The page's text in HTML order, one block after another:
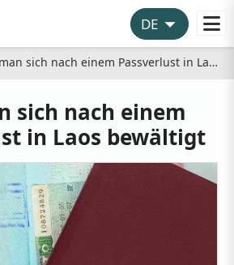
sich nach einem Passverlust in Laos bewältigt
sich nach einem
in Laos bewältigt